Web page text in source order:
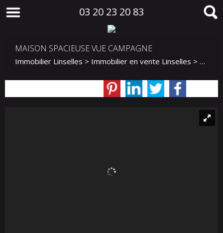
03 20 23 20 83
MAISON SPACIEUSE VUE CAMPAGNE
Immobilier Linselles > Immobilier en vente Linselles >